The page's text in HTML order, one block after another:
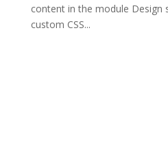
content in the module Design
custom CSS...